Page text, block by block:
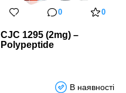
0 0
CJC 1295 (2mg) –
Polypeptide
В наявності